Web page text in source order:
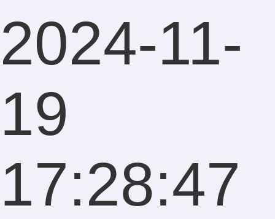
2024-11-
19
17:28:47